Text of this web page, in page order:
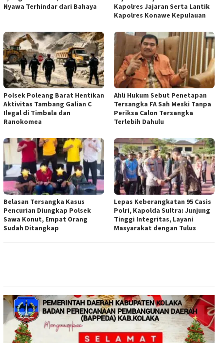
Nyawa Terhindar dari Bahaya
Kapolres Jajaran Serta Lantik
Kapolres Konawe Kepulauan
Polsek Poleang Barat Hentikan
Aktivitas Tambang Galian C
Ilegal di Timbala dan
Ranokomea
Ahli Hukum Sebut Penetapan
Tersangka FA Sah Meski Tanpa
Periksa Calon Tersangka
Terlebih Dahulu
Belasan Tersangka Kasus
Pencurian Diungkap Polsek
Sawa Konut, Empat Orang
Sudah Ditangkap
Lepas Keberangkatan 95 Casis
Polri, Kapolda Sultra: Junjung
Tinggi Integritas, Layani
Masyarakat dengan Tulus